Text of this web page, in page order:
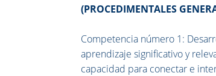
(PROCEDIMENTALES
Competencia número 1:
aprendizaje significativo y
capacidad para conectar e